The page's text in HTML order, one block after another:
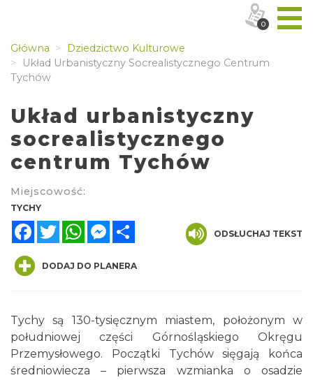
Główna
Dziedzictwo Kulturowe
Układ Urbanistyczny Socrealistycznego Centrum
Tychów
Układ urbanistyczny
socrealistycznego
centrum Tychów
Miejscowość:
TYCHY
FacebookTwitterWhatsAppMessenger
ODSŁUCHAJ TEKST
DODAJ DO PLANERA
Tychy są 130-tysięcznym miastem, położonym w
południowej części Górnośląskiego Okręgu
Przemysłowego. Początki Tychów sięgają końca
średniowiecza – pierwsza wzmianka o osadzie
0